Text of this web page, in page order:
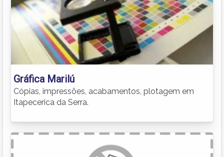
Gráfica Marilú
Cópias, impressões, acabamentos, plotagem em
Itapecerica da Serra.